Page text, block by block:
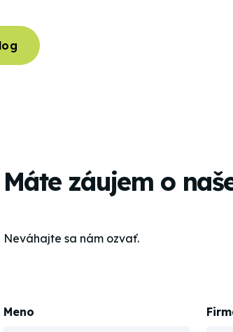
Máte záujem o
Neváhajte sa nám ozvať.
Meno